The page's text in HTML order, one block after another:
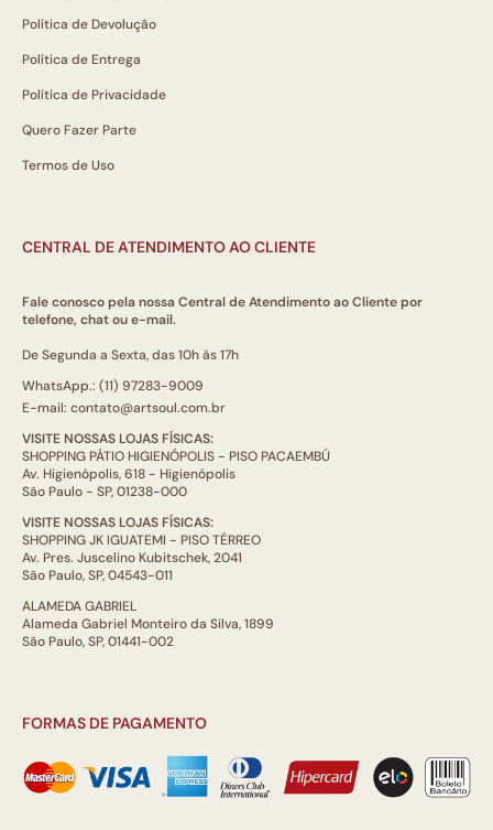
Política de Devolução
Política de Entrega
Política de Privacidade
Quero Fazer Parte
Termos de Uso
CENTRAL DE ATENDIMENTO AO CLIENTE
Fale conosco pela nossa Central de Atendimento ao Cliente por
telefone, chat ou e-mail.
De Segunda a Sexta, das 10h às 17h
WhatsApp.: (11) 97283-9009
E-mail: contato@artsoul.com.br
VISITE NOSSAS LOJAS FÍSICAS:
SHOPPING PÁTIO HIGIENÓPOLIS - PISO PACAEMBÚ
Av. Higienópolis, 618 - Higienópolis
São Paulo - SP, 01238-000
VISITE NOSSAS LOJAS FÍSICAS:
SHOPPING JK IGUATEMI - PISO TÉRREO
Av. Pres. Juscelino Kubitschek, 2041
São Paulo, SP, 04543-011
ALAMEDA GABRIEL
Alameda Gabriel Monteiro da Silva, 1899
São Paulo, SP, 01441-002
FORMAS DE PAGAMENTO